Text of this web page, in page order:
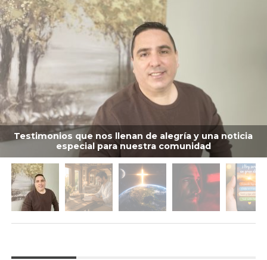
Testimonios que nos llenan de alegría y una noticia
especial para nuestra comunidad